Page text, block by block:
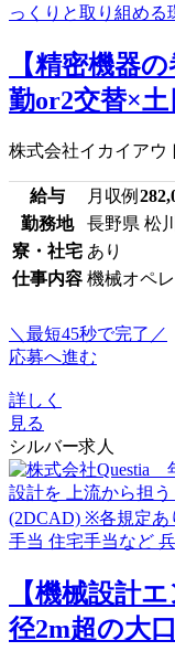
【精密機器
勤or2交替×土
株式会社イカイアウ
給与 月収例
勤務地
長野県 松
寮・社宅 あり
仕事内容 機械オペ
＼最短45秒で完了／
応募へ進む
詳しく
見る
シルバー求人
【機械設計
径2m超の大